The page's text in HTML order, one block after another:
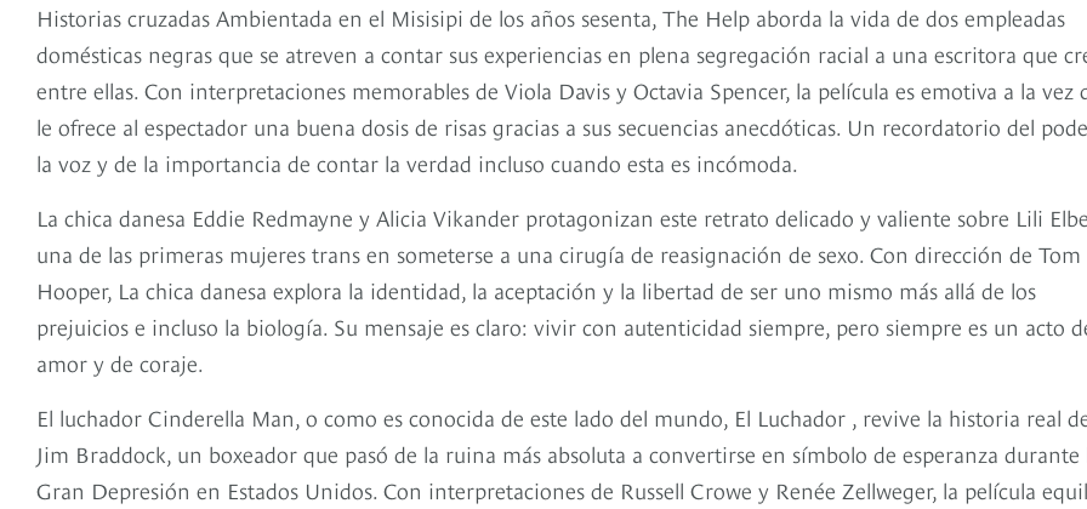
Historias cruzadas Ambientada en el Misisipi de los años sesenta, The Help aborda la vida de dos empleadas
domésticas negras que se atreven a contar sus experiencias en plena segregación racial a una escritora que
entre ellas. Con interpretaciones memorables de Viola Davis y Octavia Spencer, la película es emotiva a la vez
le ofrece al espectador una buena dosis de risas gracias a sus secuencias anecdóticas. Un recordatorio del
la voz y de la importancia de contar la verdad incluso cuando esta es incómoda.
La chica danesa Eddie Redmayne y Alicia Vikander protagonizan este retrato delicado y valiente sobre Lili
una de las primeras mujeres trans en someterse a una cirugía de reasignación de sexo. Con dirección de Tom
Hooper, La chica danesa explora la identidad, la aceptación y la libertad de ser uno mismo más allá de los
prejuicios e incluso la biología. Su mensaje es claro: vivir con autenticidad siempre, pero siempre es un acto
amor y de coraje.
El luchador Cinderella Man, o como es conocida de este lado del mundo, El Luchador , revive la historia real
Jim Braddock, un boxeador que pasó de la ruina más absoluta a convertirse en símbolo de esperanza durante
Gran Depresión en Estados Unidos. Con interpretaciones de Russell Crowe y Renée Zellweger, la película